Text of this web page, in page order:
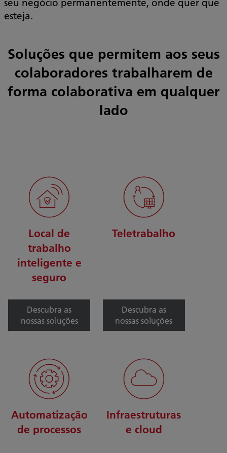
seu negócio permanentemente, onde quer que
esteja.
Soluções que permitem aos seus
colaboradores trabalharem de
forma colaborativa em qualquer
lado
Local de
trabalho
inteligente e
seguro
Descubra as
nossas soluções
Teletrabalho
Descubra as
nossas soluções
Automatização
de processos
Infraestruturas
e cloud